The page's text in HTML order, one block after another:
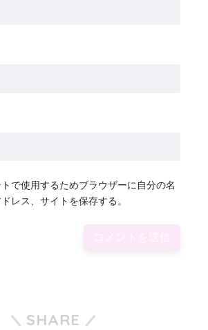
で使用するためブラウザーに自分の名
レス、サイトを保存する。
SHARE